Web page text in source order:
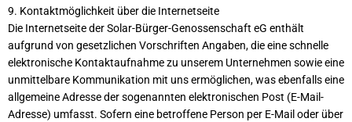
9. Kontaktmöglichkeit über die Internetseite
Die Internetseite der Solar-Bürger-Genossenschaft eG enthält
aufgrund von gesetzlichen Vorschriften Angaben, die eine schnelle
elektronische Kontaktaufnahme zu unserem Unternehmen sowie eine
unmittelbare Kommunikation mit uns ermöglichen, was ebenfalls eine
allgemeine Adresse der sogenannten elektronischen Post (E-Mail-
Adresse) umfasst. Sofern eine betroffene Person per E-Mail oder über